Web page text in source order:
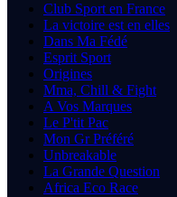
Club Sport en France
La victoire est en elles
Dans Ma Fédé
Esprit Sport
Origines
Mma, Chill & Fight
A Vos Marques
Le P'tit Pac
Mon Gr Préféré
Unbreakable
La Grande Question
Africa Eco Race